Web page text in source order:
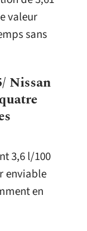
valeur
sans
Nissan
3,6 l/100
enviable
en